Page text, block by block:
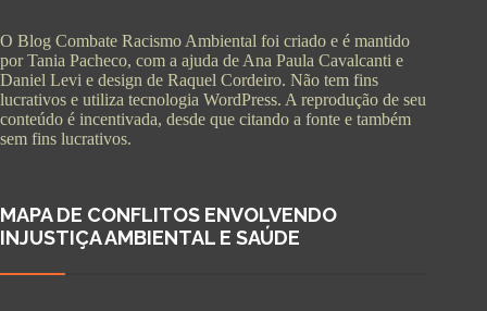
O Blog Combate Racismo Ambiental foi criado e é mantido
por Tania Pacheco, com a ajuda de Ana Paula Cavalcanti e
Daniel Levi e design de Raquel Cordeiro. Não tem fins
lucrativos e utiliza tecnologia WordPress. A reprodução de seu
conteúdo é incentivada, desde que citando a fonte e também
sem fins lucrativos.
MAPA DE CONFLITOS ENVOLVENDO
INJUSTIÇA AMBIENTAL E SAÚDE